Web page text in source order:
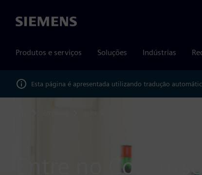
Siemens
Produtos e serviços Soluções Indústrias
Esta página é apresentada utilizando tradução
Entre no Concurso